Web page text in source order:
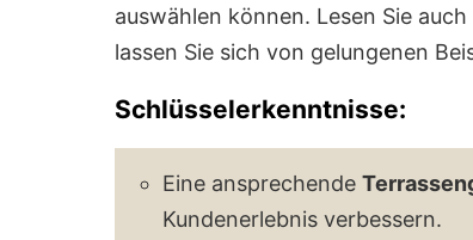
auswählen können. Lesen Sie
lassen Sie sich von gelungenen
Schlüsselerkenntnisse:
Eine ansprechende
Kundenerlebnis verbessern.